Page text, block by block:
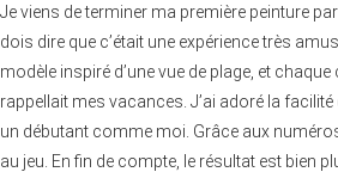
Je viens de terminer ma première peinture
dois dire que c’était une expérience très
modèle inspiré d’une vue de plage, et
rappellait mes vacances. J’ai adoré la
un débutant comme moi. Grâce aux
au jeu. En fin de compte, le résultat est bien